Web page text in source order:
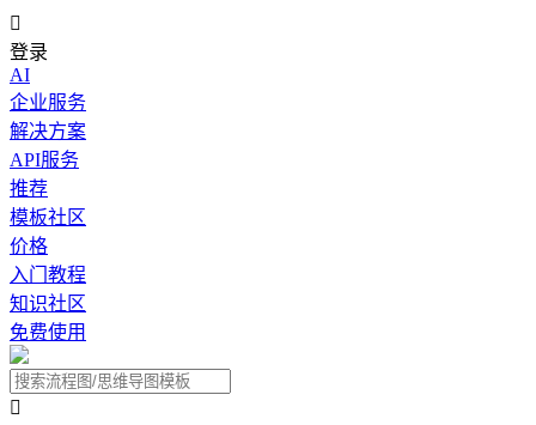

登录
AI
企业服务
解决方案
API服务
推荐
模板社区
价格
入门教程
知识社区
免费使用
